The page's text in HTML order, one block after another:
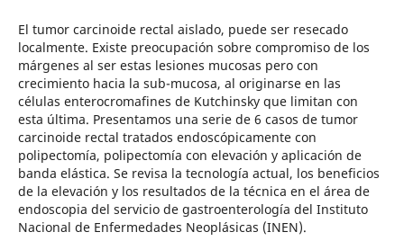
El tumor carcinoide rectal aislado, puede ser resecado
localmente. Existe preocupación sobre compromiso de los
márgenes al ser estas lesiones mucosas pero con
crecimiento hacia la sub-mucosa, al originarse en las
células enterocromafines de Kutchinsky que limitan con
esta última. Presentamos una serie de 6 casos de tumor
carcinoide rectal tratados endoscópicamente con
polipectomía, polipectomía con elevación y aplicación de
banda elástica. Se revisa la tecnología actual, los beneficios
de la elevación y los resultados de la técnica en el área de
endoscopia del servicio de gastroenterología del Instituto
Nacional de Enfermedades Neoplásicas (INEN).